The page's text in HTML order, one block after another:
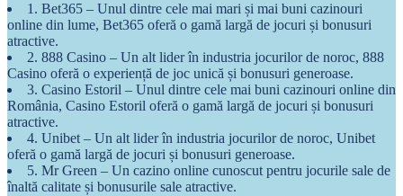
1. Bet365 – Unul dintre cele mai mari și mai buni cazinouri
online din lume, Bet365 oferă o gamă largă de jocuri și bonusuri
atractive.
2. 888 Casino – Un alt lider în industria jocurilor de noroc, 888
Casino oferă o experiență de joc unică și bonusuri generoase.
3. Casino Estoril – Unul dintre cele mai buni cazinouri online din
România, Casino Estoril oferă o gamă largă de jocuri și bonusuri
atractive.
4. Unibet – Un alt lider în industria jocurilor de noroc, Unibet
oferă o gamă largă de jocuri și bonusuri generoase.
5. Mr Green – Un cazino online cunoscut pentru jocurile sale de
înaltă calitate și bonusurile sale atractive.